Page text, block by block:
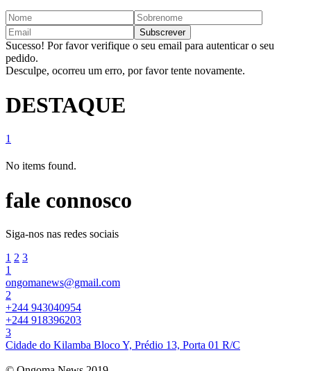
Sucesso! Por favor verifique o seu email para autenticar o seu
pedido.
Desculpe, ocorreu um erro, por favor tente novamente.
DESTAQUE
1
No items found.
fale connosco
Siga-nos nas redes sociais
1 2 3
1
ongomanews@gmail.com
2
+244 943040954
+244 918396203
3
Cidade do Kilamba Bloco Y, Prédio 13, Porta 01 R/C